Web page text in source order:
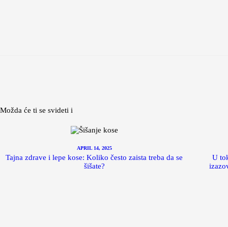
Možda će ti se svideti i
APRIL 14, 2025
Tajna zdrave i lepe kose: Koliko često zaista treba da se
šišate?
U